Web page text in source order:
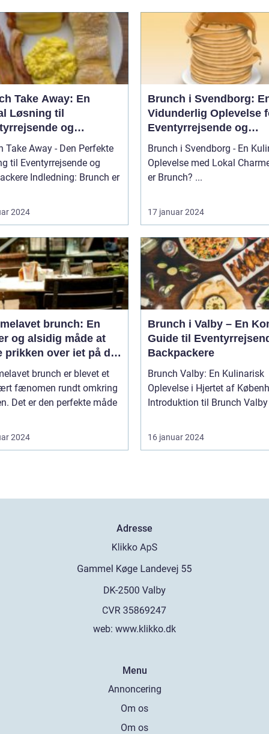
Take Away: En
Løsning til
og
Take Away - Den Perfekte
til Eventyrrejsende og
Brunch er
2024
Brunch i Svendborg:
Vidunderlig Oplevelse
Eventyrrejsende og
Backpackere
Brunch i Svendborg - En
Oplevelse med Lokal Charme
er Brunch? ...
17 januar 2024
brunch: En
og alsidig måde at
prikken over iet på din
eller frokost
brunch er blevet et
fænomen rundt omkring
Det er den perfekte måde
2024
Brunch i Valby – En
Guide til
Backpackere
Brunch Valby: En Kulinarisk
Oplevelse i Hjertet af
16 januar 2024
Adresse
web: www.klikko.dk
Menu
Annoncering
Om os
Om os